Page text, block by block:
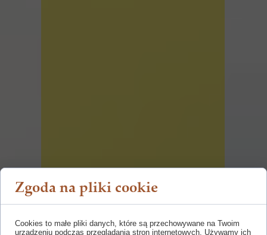
Zgoda na pliki cookie
Cookies to małe pliki danych, które są przechowywane na Twoim
urządzeniu podczas przeglądania stron internetowych. Używamy ich